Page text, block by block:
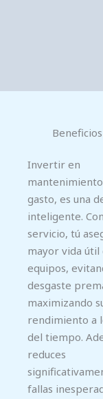
Invertir en
gasto, es una
inteligente.
servicio, tú
mayor vida útil
equipos,
desgaste
maximizando
rendimiento a
del tiempo.
reduces
fallas